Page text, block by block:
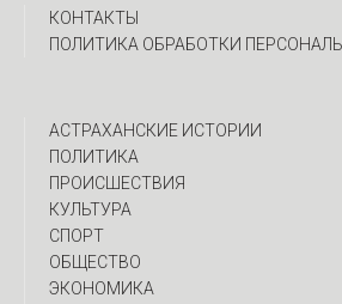
КОНТАКТЫ
ПОЛИТИКА ОБРАБОТКИ
АСТРАХАНСКИЕ ИСТОРИИ
ПОЛИТИКА
ПРОИСШЕСТВИЯ
КУЛЬТУРА
СПОРТ
ОБЩЕСТВО
ЭКОНОМИКА